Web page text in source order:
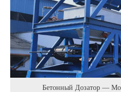
Бетонный Дозатор —